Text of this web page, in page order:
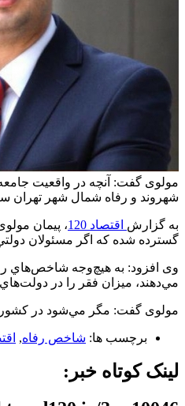
شهروند و رفاه شمال شهر تهران
به گزارش اقتصاد 120
گسترده شده كه اگر مسئولان
وی افزود: به هيچ‌وجه شاخص‌هاي
مي‌دهند، ميزان فقر را در
مولوی گفت: مگر مي‌شود در كشوري ميزان تورم ۴۵ درصد باشد و شاخص رفاه بهبود پيدا كرده باشد چنين موضوعي تقريبا
برچسب ها: شاخص رفاه,
لینک کوتاه خبر: